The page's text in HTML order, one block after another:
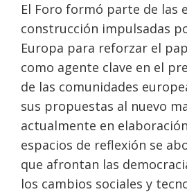
El Foro formó parte de las
construcción impulsadas
Europa para reforzar el
como agente clave en el
de las comunidades
sus propuestas al nuevo
actualmente en
espacios de reflexión se
que afrontan las
los cambios sociales y